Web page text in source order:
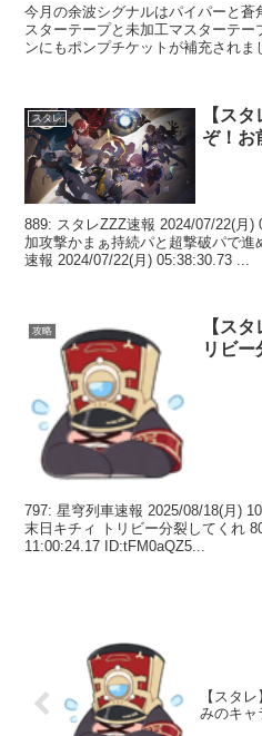
今月の余波シグナルはパイパーと
スターテープと未加工マスターテ
ンにもポンプチケットが補充され
スタレ
【ス
ぞ！お
889: スタレZZZ速報 2024/07/22(月
加攻撃かまぁ持続パと超撃破パで
速報 2024/07/22(月) 05:38:30.73 ...
攻略
【ス
リビー
797: 星穹列車速報 2025/08/18(月)
末日キチィ トリビー分裂してくれ
11:00:24.17 ID:tFM0aQZ5...
【スタ
みのキャ